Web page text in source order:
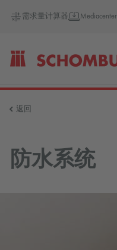
需求量计算器 Mediacenter
返回
防水系统